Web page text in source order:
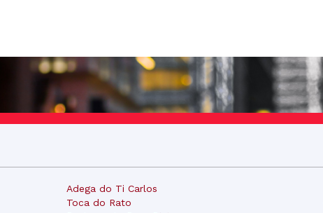
Adega do Ti Carlos
Toca do Rato